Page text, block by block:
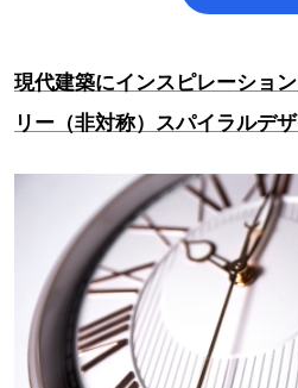
現代建築にインスピレーショ
リー（非対称）スパイラルデ